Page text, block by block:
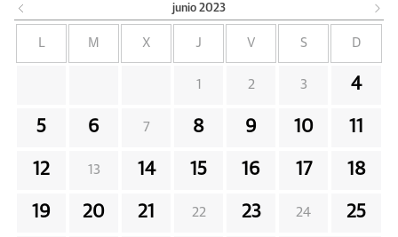
junio 2023
M X J V S D
1 2 3 4
5 6 7 8 9 10 11
12 13 14 15 16 17 18
19 20 21 22 23 24 25